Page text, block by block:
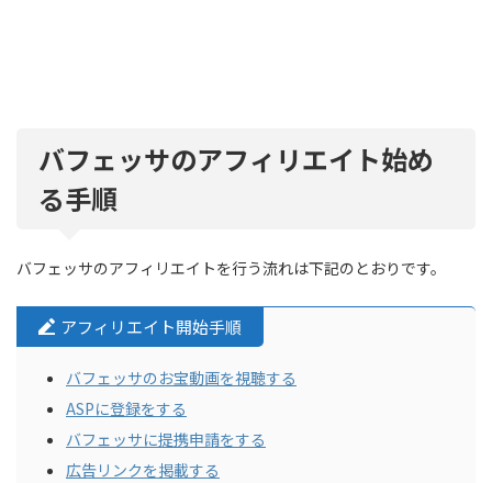
バフェッサのアフィリエイト始め
る手順
バフェッサのアフィリエイトを行う流れは下記のとおりです。
アフィリエイト開始手順
バフェッサのお宝動画を視聴する
ASPに登録をする
バフェッサに提携申請をする
広告リンクを掲載する